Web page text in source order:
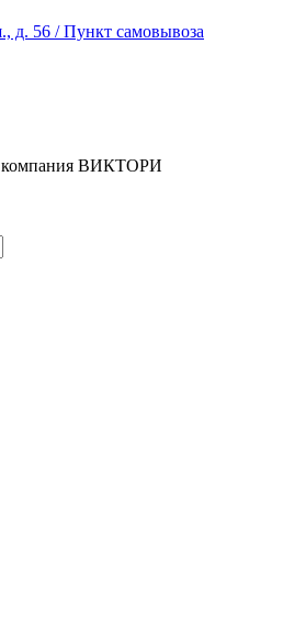
д. 56 / Пункт самовывоза
компания ВИКТОРИ